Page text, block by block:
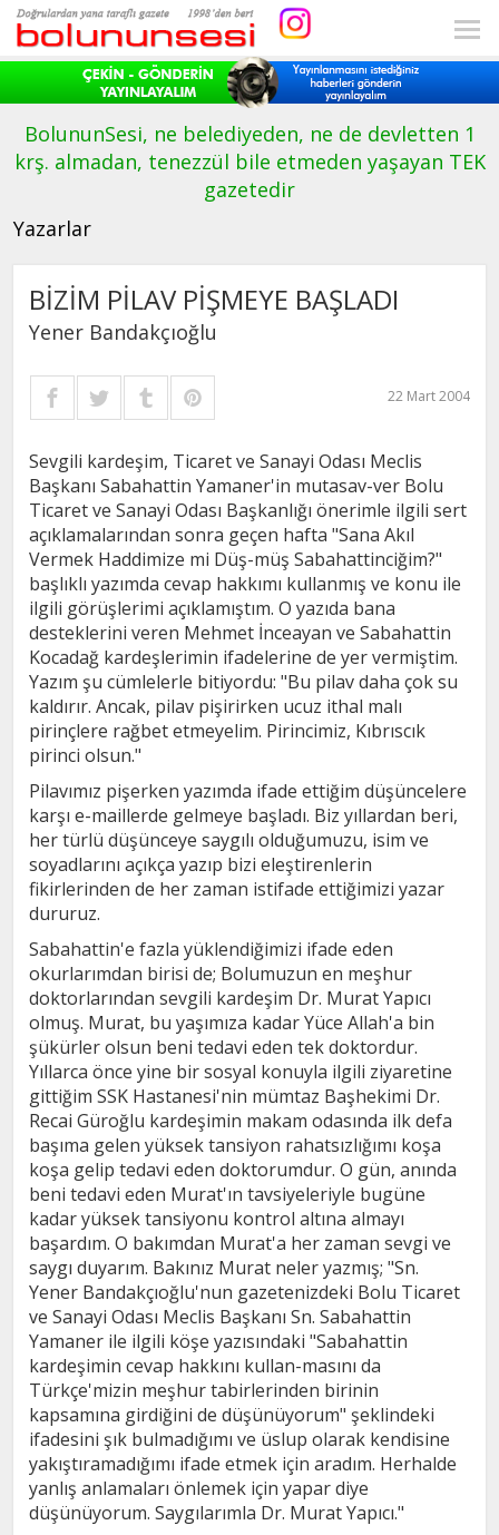
BolununSesi, ne belediyeden, ne de devletten 1
krş. almadan, tenezzül bile etmeden yaşayan TEK
gazetedir
Yazarlar
BİZİM PİLAV PİŞMEYE BAŞLADI
Yener Bandakçıoğlu
22 Mart 2004
Sevgili kardeşim, Ticaret ve Sanayi Odası Meclis
Başkanı Sabahattin Yamaner'in mutasav-ver Bolu
Ticaret ve Sanayi Odası Başkanlığı önerimle ilgili sert
açıklamalarından sonra geçen hafta "Sana Akıl
Vermek Haddimize mi Düş-müş Sabahattinciğim?"
başlıklı yazımda cevap hakkımı kullanmış ve konu ile
ilgili görüşlerimi açıklamıştım. O yazıda bana
desteklerini veren Mehmet İnceayan ve Sabahattin
Kocadağ kardeşlerimin ifadelerine de yer vermiştim.
Yazım şu cümlelerle bitiyordu: "Bu pilav daha çok su
kaldırır. Ancak, pilav pişirirken ucuz ithal malı
pirinçlere rağbet etmeyelim. Pirincimiz, Kıbrıscık
pirinci olsun."
Pilavımız pişerken yazımda ifade ettiğim düşüncelere
karşı e-maillerde gelmeye başladı. Biz yıllardan beri,
her türlü düşünceye saygılı olduğumuzu, isim ve
soyadlarını açıkça yazıp bizi eleştirenlerin
fikirlerinden de her zaman istifade ettiğimizi yazar
dururuz.
Sabahattin'e fazla yüklendiğimizi ifade eden
okurlarımdan birisi de; Bolumuzun en meşhur
doktorlarından sevgili kardeşim Dr. Murat Yapıcı
olmuş. Murat, bu yaşımıza kadar Yüce Allah'a bin
şükürler olsun beni tedavi eden tek doktordur.
Yıllarca önce yine bir sosyal konuyla ilgili ziyaretine
gittiğim SSK Hastanesi'nin mümtaz Başhekimi Dr.
Recai Güroğlu kardeşimin makam odasında ilk defa
başıma gelen yüksek tansiyon rahatsızlığımı koşa
koşa gelip tedavi eden doktorumdur. O gün, anında
beni tedavi eden Murat'ın tavsiyeleriyle bugüne
kadar yüksek tansiyonu kontrol altına almayı
başardım. O bakımdan Murat'a her zaman sevgi ve
saygı duyarım. Bakınız Murat neler yazmış; "Sn.
Yener Bandakçıoğlu'nun gazetenizdeki Bolu Ticaret
ve Sanayi Odası Meclis Başkanı Sn. Sabahattin
Yamaner ile ilgili köşe yazısındaki "Sabahattin
kardeşimin cevap hakkını kullan-masını da
Türkçe'mizin meşhur tabirlerinden birinin
kapsamına girdiğini de düşünüyorum" şeklindeki
ifadesini şık bulmadığımı ve üslup olarak kendisine
yakıştıramadığımı ifade etmek için aradım. Herhalde
yanlış anlamaları önlemek için yapar diye
düşünüyorum. Saygılarımla Dr. Murat Yapıcı."